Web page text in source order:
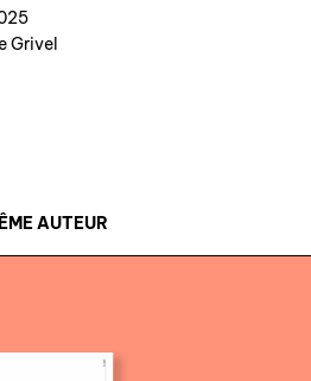
Grivel
AUTEUR